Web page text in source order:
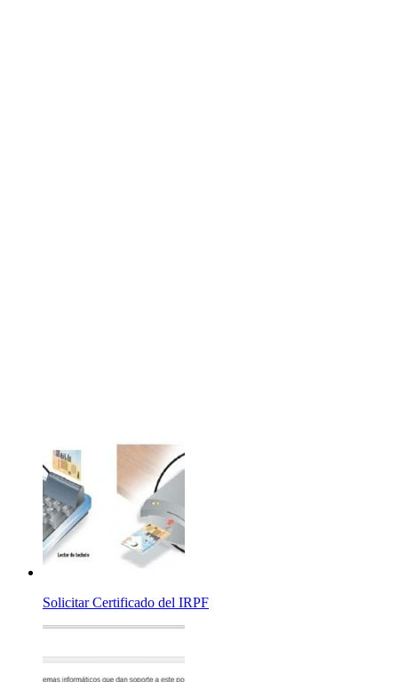
Solicitar Certificado del IRPF